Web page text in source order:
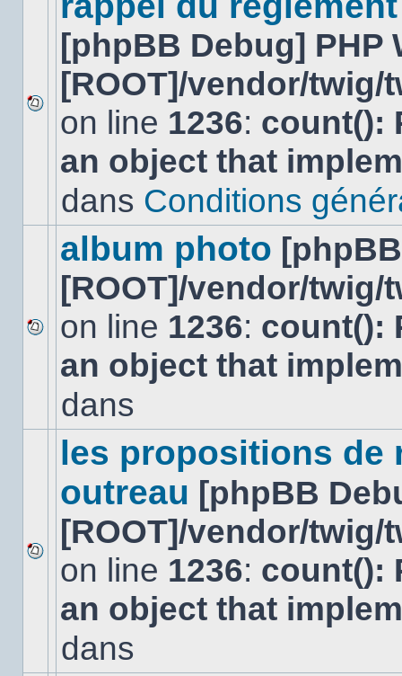
Aucun
nouveau
message
non-
dans
[phpBB Debug] PHP
[ROOT]/vendor/
on line 1236: count():
an object that
dans Conditions
Aucun
nouveau
message
sujet.
album photo
[ROOT]/vendor/
on line 1236: count():
an object that
dans
Aucun
nouveau
message
non-
dans
les propositions de
outreau [phpBB
[ROOT]/vendor/
on line 1236: count():
an object that
dans